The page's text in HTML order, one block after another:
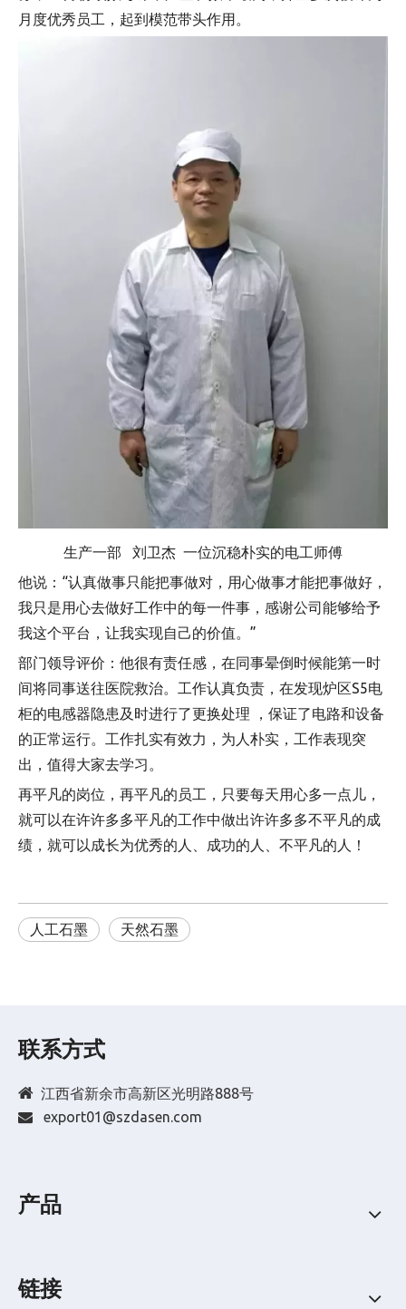
月度优秀员工，起到模范带头作用。
生产一部 刘卫杰 一位沉稳朴实的电工师傅
他说：“认真做事只能把事做对，用心做事才能把事做好，
我只是用心去做好工作中的每一件事，感谢公司能够给予
我这个平台，让我实现自己的价值。”
部门领导评价：他很有责任感，在同事晕倒时候能第一时
间将同事送往医院救治。工作认真负责，在发现炉区S5电
柜的电感器隐患及时进行了更换处理 ，保证了电路和设备
的正常运行。工作扎实有效力，为人朴实，工作表现突
出，值得大家去学习。
再平凡的岗位，再平凡的员工，只要每天用心多一点儿，
就可以在许许多多平凡的工作中做出许许多多不平凡的成
绩，就可以成长为优秀的人、成功的人、不平凡的人！
人工石墨 天然石墨
联系方式
 江西省新余市高新区光明路888号
 export01@szdasen.com
产品
链接